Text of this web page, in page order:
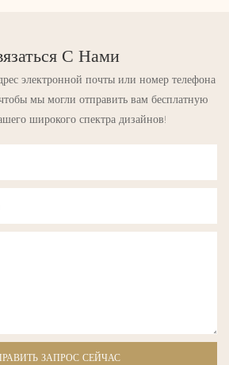
С Нами
электронной почты или номер телефона
мы могли отправить вам бесплатную
широкого спектра дизайнов!
ЗАПРОС СЕЙЧАС